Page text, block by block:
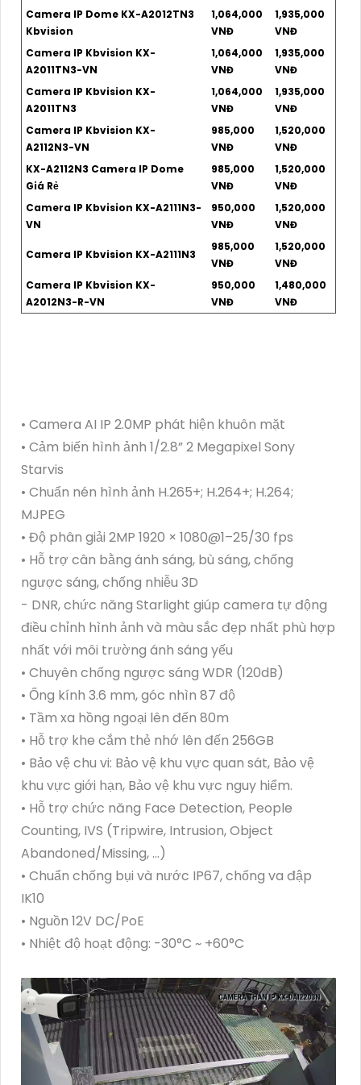
Camera IP Dome KX-A2012TN3
Kbvision
1,064,000
VNĐ
1,935,000
VNĐ
Camera IP Kbvision KX-
A2011TN3-VN
1,064,000
VNĐ
1,935,000
VNĐ
Camera IP Kbvision KX-
A2011TN3
1,064,000
VNĐ
1,935,000
VNĐ
Camera IP Kbvision KX-
A2112N3-VN
985,000
VNĐ
1,520,000
VNĐ
KX-A2112N3 Camera IP Dome
Giá Rẻ
985,000
VNĐ
1,520,000
VNĐ
Camera IP Kbvision KX-A2111N3-
VN
950,000
VNĐ
1,520,000
VNĐ
Camera IP Kbvision KX-A2111N3
985,000
VNĐ
1,520,000
VNĐ
Camera IP Kbvision KX-
A2012N3-R-VN
950,000
VNĐ
1,480,000
VNĐ
• Camera AI IP 2.0MP phát hiện khuôn mặt
• Cảm biến hình ảnh 1/2.8” 2 Megapixel Sony
Starvis
• Chuẩn nén hình ảnh H.265+; H.264+; H.264;
MJPEG
• Độ phân giải 2MP 1920 × 1080@1–25/30 fps
• Hỗ trợ cân bằng ánh sáng, bù sáng, chống
ngược sáng, chống nhiễu 3D
- DNR, chức năng Starlight giúp camera tự động
điều chỉnh hình ảnh và màu sắc đẹp nhất phù hợp
nhất với môi trường ánh sáng yếu
• Chuyên chống ngược sáng WDR (120dB)
• Ống kính 3.6 mm, góc nhìn 87 độ
• Tầm xa hồng ngoại lên đến 80m
• Hỗ trợ khe cắm thẻ nhớ lên đến 256GB
• Bảo vệ chu vi: Bảo vệ khu vực quan sát, Bảo vệ
khu vực giới hạn, Bảo vệ khu vực nguy hiểm.
• Hỗ trợ chức năng Face Detection, People
Counting, IVS (Tripwire, Intrusion, Object
Abandoned/Missing, ...)
• Chuẩn chống bụi và nước IP67, chống va đập
IK10
• Nguồn 12V DC/PoE
• Nhiệt độ hoạt động: -30°C ~ +60°C